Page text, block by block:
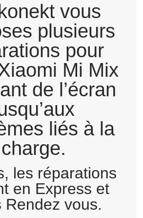
vous
plusieurs
pour
Mi Mix
de l’écran
liés à la
charge.
les réparations
en Express et
Rendez vous.